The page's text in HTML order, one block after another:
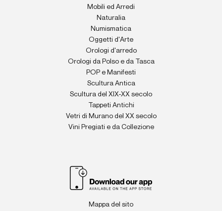
Mobili ed Arredi
Naturalia
Numismatica
Oggetti d'Arte
Orologi d'arredo
Orologi da Polso e da Tasca
POP e Manifesti
Scultura Antica
Scultura del XIX-XX secolo
Tappeti Antichi
Vetri di Murano del XX secolo
Vini Pregiati e da Collezione
Mappa del sito